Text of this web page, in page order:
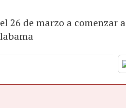
26 de marzo a comenzar